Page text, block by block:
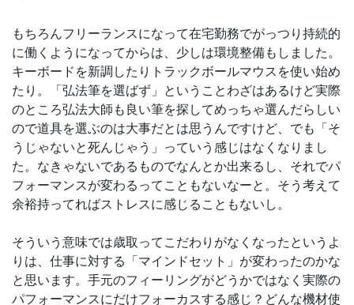
もちろんフリーランスになって在宅勤務でがっつり持続的
に働くようになってからは、少しは環境整備もしました。
キーボードを新調したりトラックボールマウスを使い始め
たり。「弘法筆を選ばず」ということわざはあるけど実際
のところ弘法大師も良い筆を探してめっちゃ選んだらしい
ので道具を選ぶのは大事だとは思うんですけど、でも「そ
うじゃないと死んじゃう」っていう感じはなくなりまし
た。なきゃないであるものでなんとか出来るし、それでパ
フォーマンスが変わるってこともないなーと。そう考えて
余裕持ってればストレスに感じることもないし。
そういう意味では歳取ってこだわりがなくなったというよ
りは、仕事に対する「マインドセット」が変わったのかな
と思います。手元のフィーリングがどうかではなく実際の
パフォーマンスにだけフォーカスする感じ？どんな機材使